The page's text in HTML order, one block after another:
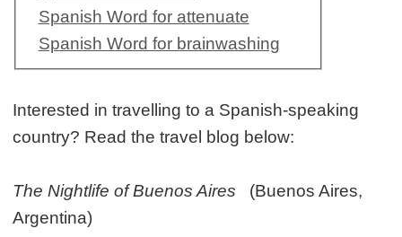
Spanish Word for attenuate
Spanish Word for brainwashing
Interested in travelling to a Spanish-speaking
country? Read the travel blog below:
The Nightlife of Buenos Aires (Buenos Aires,
Argentina)